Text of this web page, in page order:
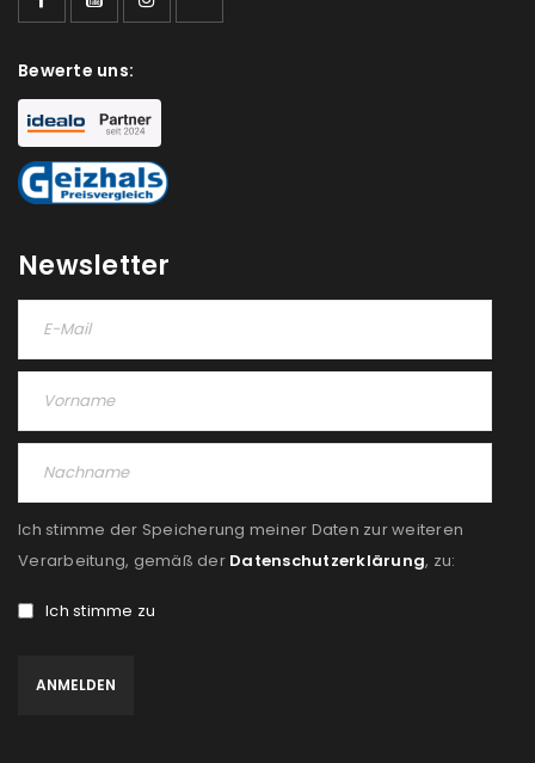
Bewerte uns:
Newsletter
Ich stimme der Speicherung meiner Daten zur weiteren
Verarbeitung, gemäß der Datenschutzerklärung, zu:
Ich stimme zu